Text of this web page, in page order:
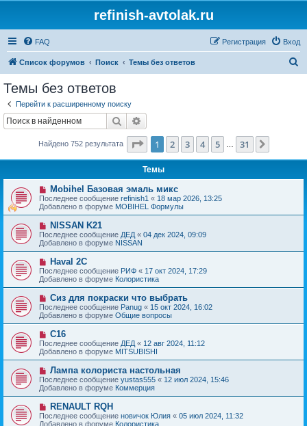
refinish-avtolak.ru
FAQ Вход
Регистрация
Список форумов Поиск Темы без ответов
Темы без ответов
Перейти к расширенному поиску
Поиск
Найдено 752 результата Страница из 31
1 2 3 4 5 31
Темы
Н
о
в
о
е
с
о
о
б
щ
е
н
и
е
Mobihel Базовая эмаль микс
Последнее сообщение refinish1 « 18 мар 2026, 13:25
Добавлено в форуме MOBIHEL Формулы
Н
о
в
о
е
с
о
о
б
щ
е
н
и
е
NISSAN K21
Последнее сообщение ДЕД « 04 дек 2024, 09:09
Добавлено в форуме NISSAN
Н
о
в
о
с
о
о
б
щ
е
н
и
е
Haval 2C
Последнее сообщение РИФ « 17 окт 2024, 17:29
Добавлено в форуме Колористика
Н
о
в
о
с
о
о
б
щ
е
н
и
е
Сиз для покраски что выбрать
Последнее сообщение Panug « 15 окт 2024, 16:02
Добавлено в форуме Общие вопросы
Н
о
в
о
с
о
о
б
щ
е
н
C16
Последнее сообщение ДЕД « 12 авг 2024, 11:12
Добавлено в форуме MITSUBISHI
Н
о
в
о
е
с
о
Лампа колориста настольная
Последнее сообщение yustas555 « 12 июл 2024, 15:46
Добавлено в форуме Коммерция
Н
о
в
RENAULT RQH
Последнее сообщение новичок Юлия « 05 июл 2024, 11:32
Добавлено в форуме Колористика